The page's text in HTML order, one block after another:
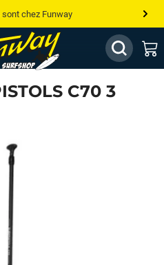
chez Funway
le windsurf, wingfoil, etc...
cher ailleurs ? On s’aligne !
Appelle nous !
C70 3